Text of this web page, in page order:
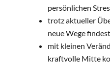
persönlichen
trotz aktueller
neue Wege findest
mit kleinen
kraftvolle Mitte